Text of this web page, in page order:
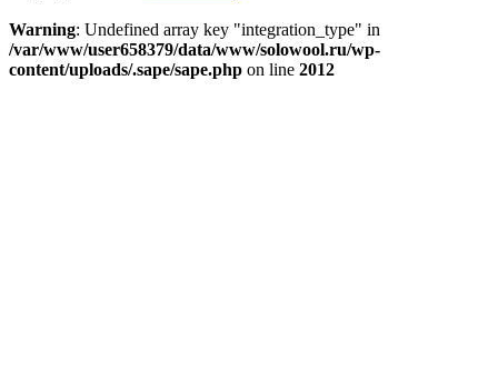
Warning: Undefined array key "integration_type" in
/var/www/user658379/data/www/solowool.ru/wp-
content/uploads/.sape/sape.php on line 2012